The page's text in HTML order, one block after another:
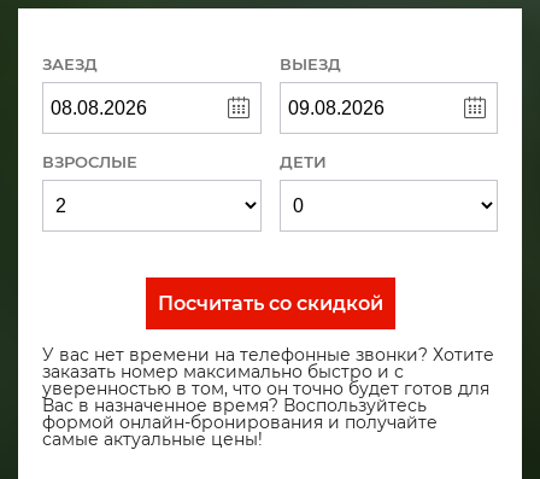
ЗАЕЗД ВЫЕЗД
ВЗРОСЛЫЕ ДЕТИ
Посчитать со скидкой
У вас нет времени на телефонные звонки? Хотите
заказать номер максимально быстро и с
уверенностью в том, что он точно будет готов для
Вас в назначенное время? Воспользуйтесь
формой онлайн-бронирования и получайте
самые актуальные цены!